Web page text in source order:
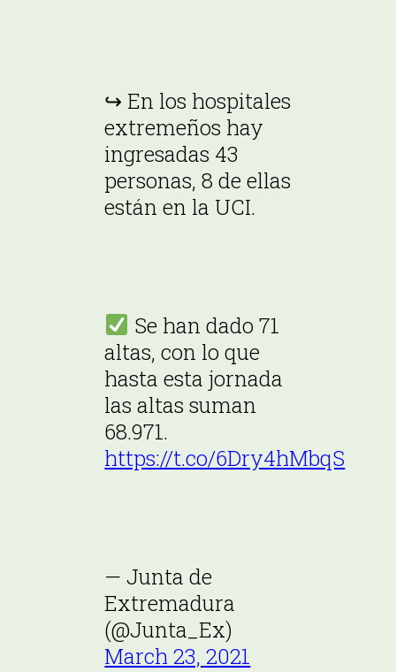
↪ En los hospitales
extremeños hay
ingresadas 43
personas, 8 de ellas
están en la UCI.
Se han dado 71
altas, con lo que
hasta esta jornada
las altas suman
68.971.
https://t.co/6Dry4hMbqS
— Junta de
Extremadura
(@Junta_Ex)
March 23, 2021